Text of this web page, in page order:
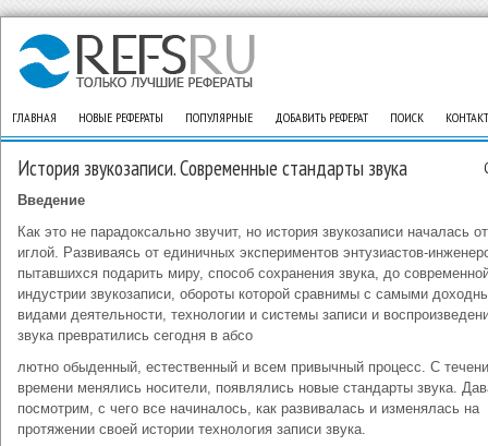
ГЛАВНАЯ НОВЫЕ РЕФЕРАТЫ ПОПУЛЯРНЫЕ ДОБАВИТЬ РЕФЕРАТ ПОИСК
История звукозаписи. Современные стандарты звука
Введение
Как это не парадоксально звучит, но история звукозаписи началась
иглой. Развиваясь от единичных экспериментов энтузиастов-
пытавшихся подарить миру, способ сохранения звука, до
индустрии звукозаписи, обороты которой сравнимы с самыми
видами деятельности, технологии и системы записи и
звука превратились сегодня в абсо
лютно обыденный, естественный и всем привычный процесс. С
времени менялись носители, появлялись новые стандарты звука.
посмотрим, с чего все начиналось, как развивалась и изменялась на
протяжении своей истории технология записи звука.